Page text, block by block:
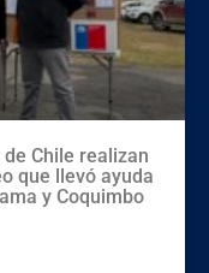
Chile realizan
que llevó ayuda
y Coquimbo